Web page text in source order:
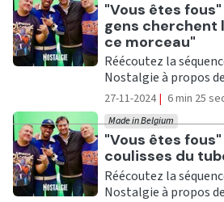
Ecouter
"Vous êtes fous"
gens cherchent
ce morceau"
Réécoutez la
Nostalgie à propos
27-11-2024 | 6 min 25
Ecouter
"Vous êtes fous"
coulisses du
Made in Belgium
Réécoutez la
Nostalgie à propos